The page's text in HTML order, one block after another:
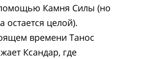
Камня Силы (но
остается целой).
времени Танос
Ксандар, где